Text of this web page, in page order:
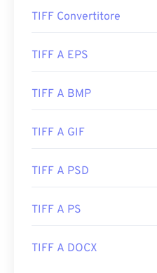
TIFF Convertitore
TIFF A EPS
TIFF A BMP
TIFF A GIF
TIFF A PSD
TIFF A PS
TIFF A DOCX